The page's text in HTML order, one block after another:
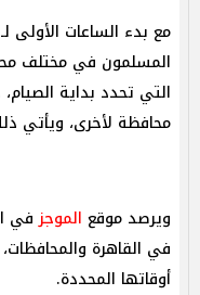
المسلمون في مختلف
التي تحدد بداية
محافظة لأخرى، ويأتي
ويرصد موقع الموجزفي
في القاهرة
أوقاتها المحددة.